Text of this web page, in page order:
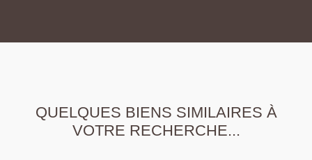
QUELQUES BIENS SIMILAIRES À
VOTRE RECHERCHE...